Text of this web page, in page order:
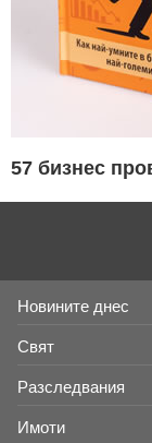
57 бизнес
Новините днес
Свят
Разследвания
Имоти